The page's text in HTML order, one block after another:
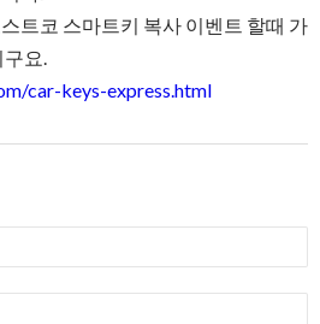
트코 스마트키 복사 이벤트 할때 가
구요.
car-keys-express.html